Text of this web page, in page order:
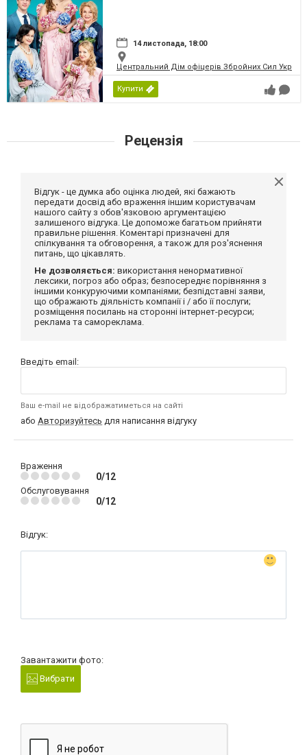
14 листопада, 18:00
Центральний Дім офіцерів Збройних Сил
Купити
Рецензія
Відгук - це думка або оцінка людей, які бажають
передати досвід або враження іншим користувачам
нашого сайту з обов'язковою аргументацією
залишеного відгука. Це допоможе багатьом прийняти
правильне рішення. Коментарі призначені для
спілкування та обговорення, а також для роз'яснення
питань, що цікавлять.
Не дозволяється: використання ненормативної
лексики, погроз або образ; безпосереднє порівняння з
іншими конкуруючими компаніями; безпідставні заяви,
що ображають діяльність компанії і / або її послуги;
розміщення посилань на сторонні інтернет-ресурси;
реклама та самореклама.
Введіть email:
Ваш e-mail не відображатиметься на сайті
або Авторизуйтесь для написання відгуку
Враження
0/12
Обслуговування
0/12
Відгук:
Завантажити фото:
Вибрати